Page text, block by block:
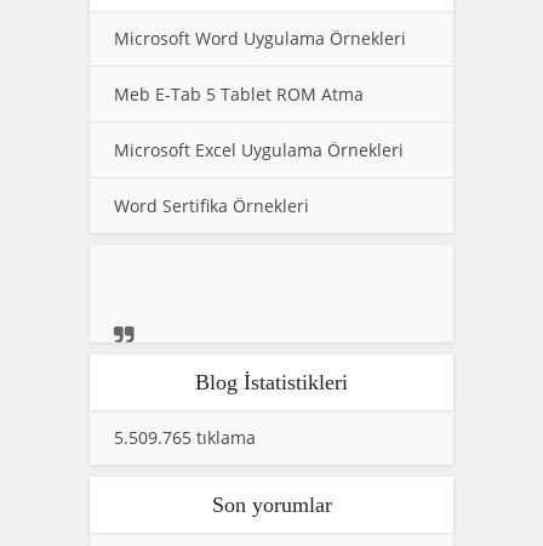
Microsoft Word Uygulama Örnekleri
Meb E-Tab 5 Tablet ROM Atma
Microsoft Excel Uygulama Örnekleri
Word Sertifika Örnekleri
Blog İstatistikleri
5.509.765 tıklama
Son yorumlar